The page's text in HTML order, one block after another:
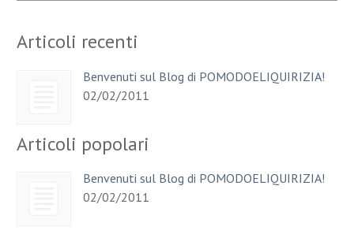
Articoli recenti
Benvenuti sul Blog di POMODOELIQUIRIZIA!
02/02/2011
Articoli popolari
Benvenuti sul Blog di POMODOELIQUIRIZIA!
02/02/2011